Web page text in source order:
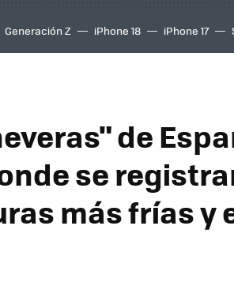
Generación Z iPhone 18 iPhone 17
de
se
más frías y